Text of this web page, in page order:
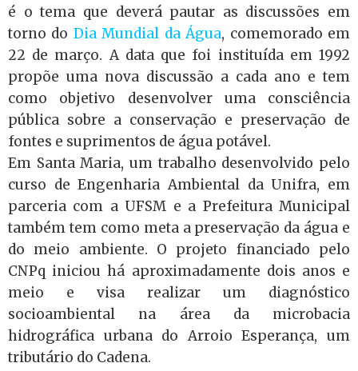
é o tema que deverá pautar as discussões em
torno do Dia Mundial da Água, comemorado em
22 de março. A data que foi instituída em 1992
propõe uma nova discussão a cada ano e tem
como objetivo desenvolver uma consciência
pública sobre a conservação e preservação de
fontes e suprimentos de água potável.
Em Santa Maria, um trabalho desenvolvido pelo
curso de Engenharia Ambiental da Unifra, em
parceria com a UFSM e a Prefeitura Municipal
também tem como meta a preservação da água e
do meio ambiente. O projeto financiado pelo
CNPq iniciou há aproximadamente dois anos e
meio e visa realizar um diagnóstico
socioambiental na área da microbacia
hidrográfica urbana do Arroio Esperança, um
tributário do Cadena.